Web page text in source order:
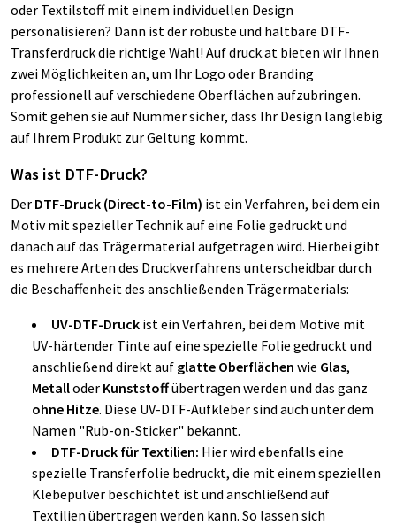
oder Textilstoff mit einem individuellen Design
personalisieren? Dann ist der robuste und haltbare DTF-
Transferdruck die richtige Wahl! Auf druck.at bieten wir Ihnen
zwei Möglichkeiten an, um Ihr Logo oder Branding
professionell auf verschiedene Oberflächen aufzubringen.
Somit gehen sie auf Nummer sicher, dass Ihr Design langlebig
auf Ihrem Produkt zur Geltung kommt.
Was ist DTF-Druck?
Der DTF-Druck (Direct-to-Film) ist ein Verfahren, bei dem ein
Motiv mit spezieller Technik auf eine Folie gedruckt und
danach auf das Trägermaterial aufgetragen wird. Hierbei gibt
es mehrere Arten des Druckverfahrens unterscheidbar durch
die Beschaffenheit des anschließenden Trägermaterials:
UV-DTF-Druck ist ein Verfahren, bei dem Motive mit
UV-härtender Tinte auf eine spezielle Folie gedruckt und
anschließend direkt auf glatte Oberflächen wie Glas,
Metalloder Kunststoffübertragen werden und das ganz
ohne Hitze. Diese UV-DTF-Aufkleber sind auch unter dem
Namen "Rub-on-Sticker" bekannt.
DTF-Druck für Textilien: Hier wird ebenfalls eine
spezielle Transferfolie bedruckt, die mit einem speziellen
Klebepulver beschichtet ist und anschließend auf
Textilien übertragen werden kann. So lassen sich